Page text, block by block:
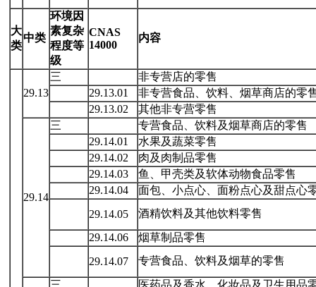
大
类
中类
环境因
素复杂
程度等
级
CNAS
14000
内容
29.13
三
非专营店的零售
29.13.01
非专营食品、饮料、烟草商店的零
29.13.02
其他非专营零售
29.14
三
专营食品、饮料及烟草商店的零售
29.14.01
水果及蔬菜零售
29.14.02
肉及肉制品零售
29.14.03
鱼、甲壳类及软体动物食品零售
29.14.04
面包、小点心、面粉点心及甜点心
29.14.05
酒精饮料及其他饮料零售
29.14.06
烟草制品零售
29.14.07
专营食品、饮料及烟草的零售